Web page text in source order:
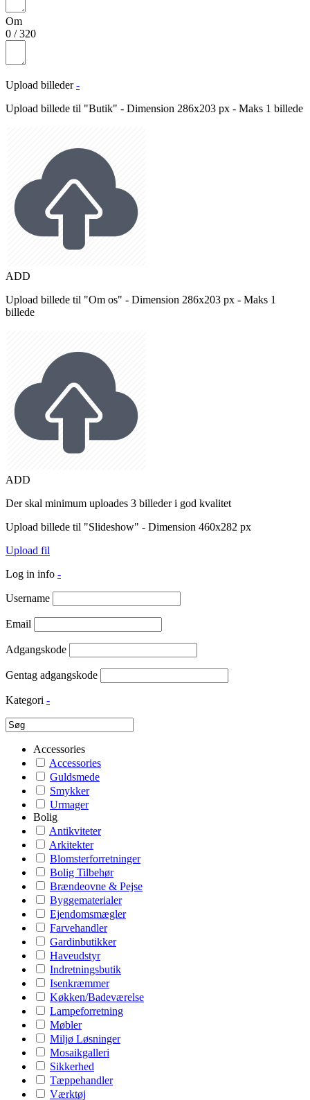
Om
0 /320
Upload billeder -
Upload billede til "Butik" - Dimension 286x203 px - Maks 1 billede
ADD
Upload billede til "Om os" - Dimension 286x203 px - Maks 1
billede
ADD
Der skal minimum uploades 3 billeder i god kvalitet
Upload billede til "Slideshow" - Dimension 460x282 px
Upload fil
Log in info -
Username
Email
Adgangskode
Gentag adgangskode
Kategori -
Accessories
Accessories
Guldsmede
Smykker
Urmager
Bolig
Antikviteter
Arkitekter
Blomsterforretninger
Bolig Tilbehør
Brændeovne & Pejse
Byggematerialer
Ejendomsmægler
Farvehandler
Gardinbutikker
Haveudstyr
Indretningsbutik
Isenkræmmer
Køkken/Badeværelse
Lampeforretning
Møbler
Miljø Løsninger
Mosaikgalleri
Sikkerhed
Tæppehandler
Værktøj